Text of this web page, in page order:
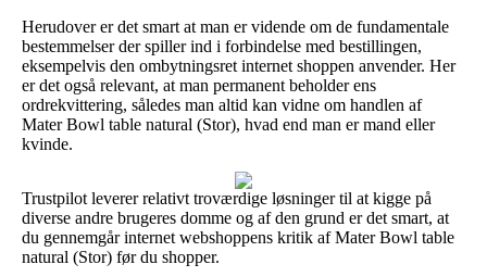
Herudover er det smart at man er vidende om de fundamentale
bestemmelser der spiller ind i forbindelse med bestillingen,
eksempelvis den ombytningsret internet shoppen anvender. Her
er det også relevant, at man permanent beholder ens
ordrekvittering, således man altid kan vidne om handlen af
Mater Bowl table natural (Stor), hvad end man er mand eller
kvinde.
Trustpilot leverer relativt troværdige løsninger til at kigge på
diverse andre brugeres domme og af den grund er det smart, at
du gennemgår internet webshoppens kritik af Mater Bowl table
natural (Stor) før du shopper.